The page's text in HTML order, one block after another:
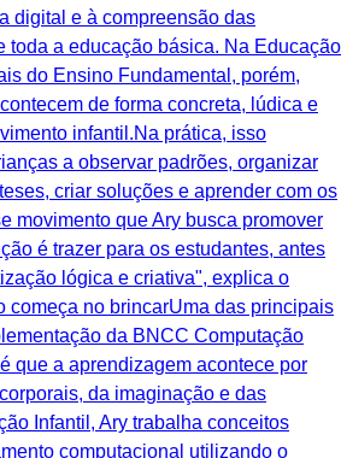
digital e à compreensão das
toda a educação básica. Na Educação
do Ensino Fundamental, porém,
de forma concreta, lúdica e
infantil.Na prática, isso
a observar padrões, organizar
criar soluções e aprender com os
movimento que Ary busca promover
é trazer para os estudantes, antes
lógica e criativa", explica o
começa no brincarUma das principais
da BNCC Computação
que a aprendizagem acontece por
da imaginação e das
Infantil, Ary trabalha conceitos
computacional utilizando o